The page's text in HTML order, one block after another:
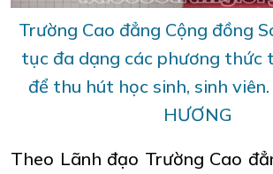
Trường Cao đẳng Cộng đồng
tục đa dạng các phương thức
để thu hút học sinh, sinh
HƯƠNG
Theo Lãnh đạo Trường Cao